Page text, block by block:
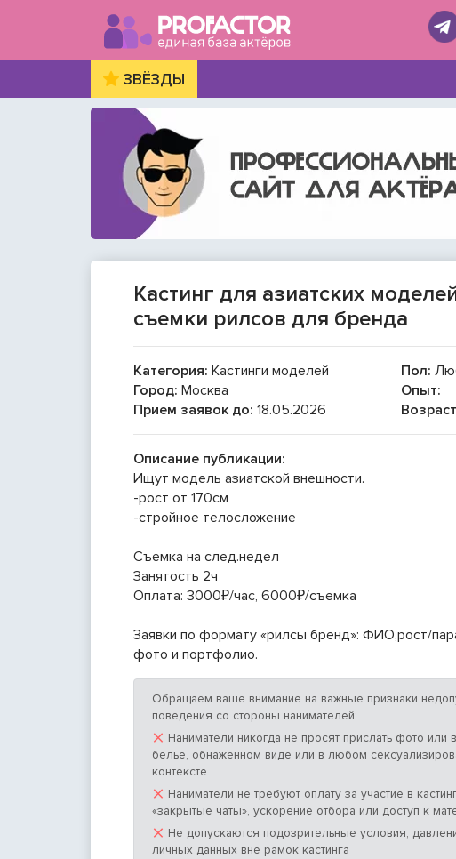
ЗВЁЗДЫ
Кастинг для азиатских
съемки рилсов для бренда
Категория: Кастинги моделей
Город: Москва
Прием заявок до: 18.05.2026
Пол:
Опыт:
Описание публикации:
Ищут модель азиатской внешности.
-рост от 170см
-стройное телосложение
Съемка на след.недел
Занятость 2ч
Оплата: 3000₽/час, 6000₽/съемка
Заявки по формату «рилсы бренд»: ФИО,рост/
фото и портфолио.
Обращаем ваше внимание на важные признаки
поведения со стороны нанимателей:
× Наниматели никогда не просят прислать фото или
белье, обнаженном виде или в любом
контексте
× Наниматели не требуют оплату за участие в
«закрытые чаты», ускорение отбора или доступ к
× Не допускаются подозрительные условия,
личных данных вне рамок кастинга